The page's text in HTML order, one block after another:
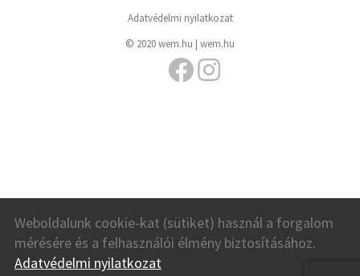
Adatvédelmi nyilatkozat
© 2020 wem.hu | wem.hu
Weboldalunk cookie-kat (sütiket) használ a forgalom
mérésére és a felhasználói élmény biztosításához.
Adatvédelmi nyilatkozat